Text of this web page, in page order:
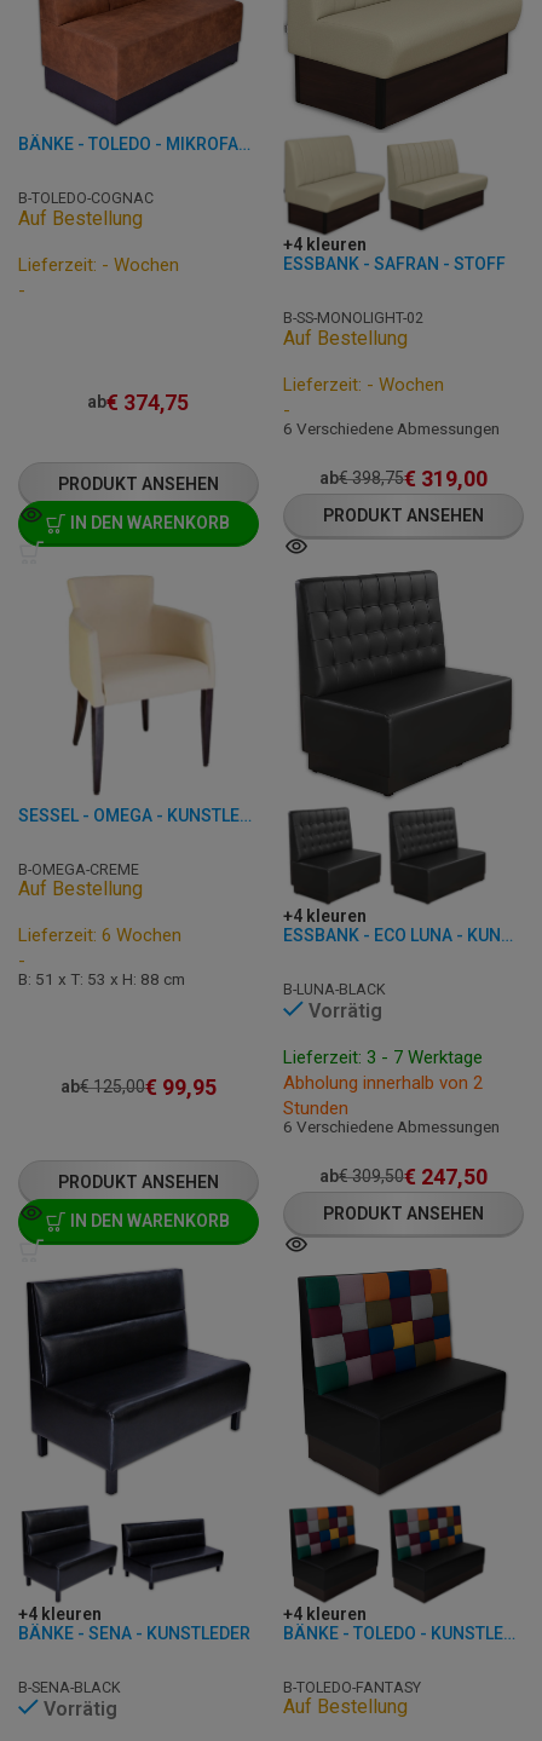
BÄNKE - TOLEDO - MIKROFASER
B-TOLEDO-COGNAC
Auf Bestellung
Lieferzeit: - Wochen
-
ab€ 374,75
PRODUKT ANSEHEN
IN DEN WARENKORB
+4 kleuren
ESSBANK - SAFRAN - STOFF
B-SS-MONOLIGHT-02
Auf Bestellung
Lieferzeit: - Wochen
-
6 Verschiedene Abmessungen
ab€398,75€ 319,00
PRODUKT ANSEHEN
SESSEL - OMEGA - KUNSTLEDER
B-OMEGA-CREME
Auf Bestellung
Lieferzeit: 6 Wochen
-
B: 51 x T: 53 x H: 88 cm
ab€125,00€ 99,95
PRODUKT ANSEHEN
IN DEN WARENKORB
+4 kleuren
ESSBANK - ECO LUNA - KUNSTLEDER
B-LUNA-BLACK
Vorrätig
Lieferzeit: 3 - 7 Werktage
Abholung innerhalb von 2
Stunden
6 Verschiedene Abmessungen
ab€309,50€ 247,50
PRODUKT ANSEHEN
+4 kleuren
BÄNKE - SENA - KUNSTLEDER
B-SENA-BLACK
Vorrätig
+4 kleuren
BÄNKE - TOLEDO - KUNSTLEDER
B-TOLEDO-FANTASY
Auf Bestellung